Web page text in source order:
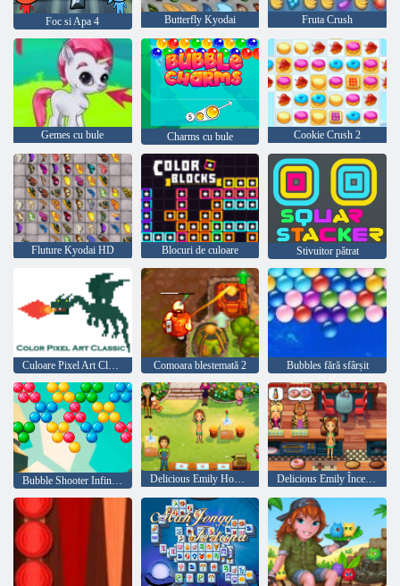
Foc si Apa 4 Butterfly Kyodai Fruta Crush
Gemes cu bule Charms cu bule Cookie Crush 2
Fluture Kyodai HD Blocuri de culoare Stivuitor pătrat
Culoare Pixel Art Classic Comoara blestemată 2 Bubbles fără sfârșit
Delicious Emily Home Sweet Home Delicious Emily Început Nou